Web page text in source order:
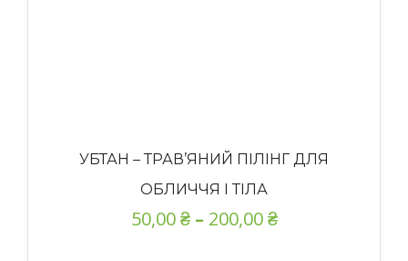
УБТАН – ТРАВ’ЯНИЙ ПІЛІНГ ДЛЯ
ОБЛИЧЧЯ І ТІЛА
50,00₴– 200,00₴